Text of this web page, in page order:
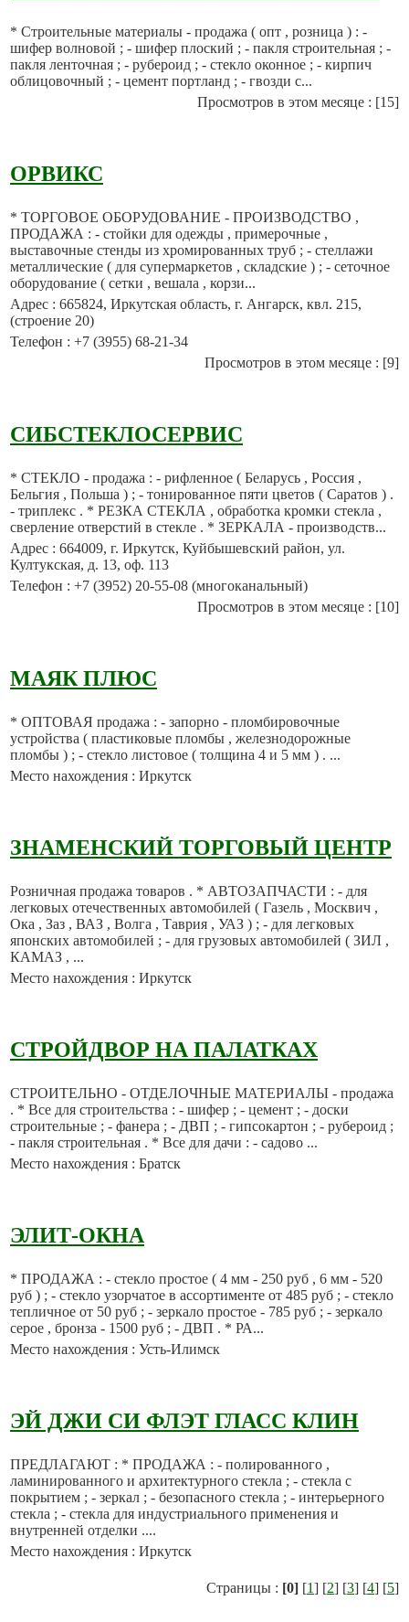
* Строительные материалы - продажа ( опт , розница ) : -
шифер волновой ; - шифер плоский ; - пакля строительная ; -
пакля ленточная ; - рубероид ; - стекло оконное ; - кирпич
облицовочный ; - цемент портланд ; - гвозди с...
Просмотров в этом месяце : [15]
ОРВИКС
* ТОРГОВОЕ ОБОРУДОВАНИЕ - ПРОИЗВОДСТВО ,
ПРОДАЖА : - стойки для одежды , примерочные ,
выставочные стенды из хромированных труб ; - стеллажи
металлические ( для супермаркетов , складские ) ; - сеточное
оборудование ( сетки , вешала , корзи...
Адрес : 665824, Иркутская область, г. Ангарск, квл. 215,
(строение 20)
Телефон : +7 (3955) 68-21-34
Просмотров в этом месяце : [9]
СИБСТЕКЛОСЕРВИС
* СТЕКЛО - продажа : - рифленное ( Беларусь , Россия ,
Бельгия , Польша ) ; - тонированное пяти цветов ( Саратов ) .
- триплекс . * РЕЗКА СТЕКЛА , обработка кромки стекла ,
сверление отверстий в стекле . * ЗЕРКАЛА - производств...
Адрес : 664009, г. Иркутск, Куйбышевский район, ул.
Култукская, д. 13, оф. 113
Телефон : +7 (3952) 20-55-08 (многоканальный)
Просмотров в этом месяце : [10]
МАЯК ПЛЮС
* ОПТОВАЯ продажа : - запорно - пломбировочные
устройства ( пластиковые пломбы , железнодорожные
пломбы ) ; - стекло листовое ( толщина 4 и 5 мм ) . ...
Место нахождения : Иркутск
ЗНАМЕНСКИЙ ТОРГОВЫЙ ЦЕНТР
Розничная продажа товаров . * АВТОЗАПЧАСТИ : - для
легковых отечественных автомобилей ( Газель , Москвич ,
Ока , Заз , ВАЗ , Волга , Таврия , УАЗ ) ; - для легковых
японских автомобилей ; - для грузовых автомобилей ( ЗИЛ ,
КАМАЗ , ...
Место нахождения : Иркутск
СТРОЙДВОР НА ПАЛАТКАХ
СТРОИТЕЛЬНО - ОТДЕЛОЧНЫЕ МАТЕРИАЛЫ - продажа
. * Все для строительства : - шифер ; - цемент ; - доски
строительные ; - фанера ; - ДВП ; - гипсокартон ; - рубероид ;
- пакля строительная . * Все для дачи : - садово ...
Место нахождения : Братск
ЭЛИТ-ОКНА
* ПРОДАЖА : - стекло простое ( 4 мм - 250 руб , 6 мм - 520
руб ) ; - стекло узорчатое в ассортименте от 485 руб ; - стекло
тепличное от 50 руб ; - зеркало простое - 785 руб ; - зеркало
серое , бронза - 1500 руб ; - ДВП . * РА...
Место нахождения : Усть-Илимск
ЭЙ ДЖИ СИ ФЛЭТ ГЛАСС КЛИН
ПРЕДЛАГАЮТ : * ПРОДАЖА : - полированного ,
ламинированного и архитектурного стекла ; - стекла с
покрытием ; - зеркал ; - безопасного стекла ; - интерьерного
стекла ; - стекла для индустриального применения и
внутренней отделки ....
Место нахождения : Иркутск
Страницы : [0] [1] [2] [3] [4] [5]